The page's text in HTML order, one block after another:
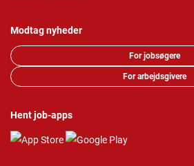
Modtag nyheder
For jobsøgere
For arbejdsgivere
Hent job-apps